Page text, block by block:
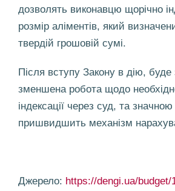
дозволять виконавцю щорічно
розмір аліментів, який
твердій грошовій сумі.
Після вступу Закону в дію, буде
зменшена робота щодо
індексації через суд, та
пришвидшить механізм
Джерело: https://dengi.ua/budget/